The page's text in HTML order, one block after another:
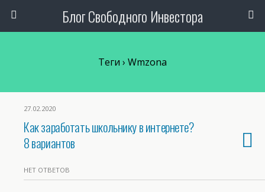
Блог Свободного Инвестора
Теги › Wmzona
27.02.2020
Как заработать школьнику в интернете?
8 вариантов
НЕТ ОТВЕТОВ